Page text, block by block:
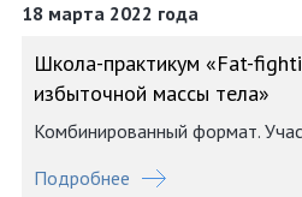
18 марта 2022 года
Школа-практикум «Fat-
избыточной массы тела»
Комбинированный формат.
Подробнее